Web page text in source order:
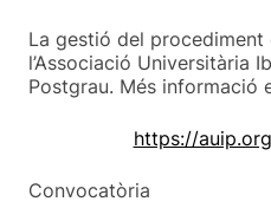
La gestió del
l’Associació Universitària
Postgrau. Més informació
https://
Convocatòria